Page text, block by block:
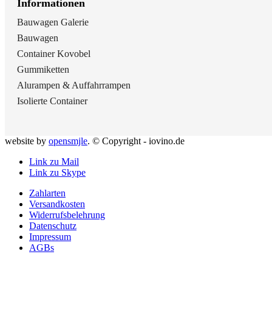
Informationen
Bauwagen Galerie
Bauwagen
Container Kovobel
Gummiketten
Alurampen & Auffahrrampen
Isolierte Container
website by opensmjle. © Copyright - iovino.de
Link zu Mail
Link zu Skype
Zahlarten
Versandkosten
Widerrufsbelehrung
Datenschutz
Impressum
AGBs